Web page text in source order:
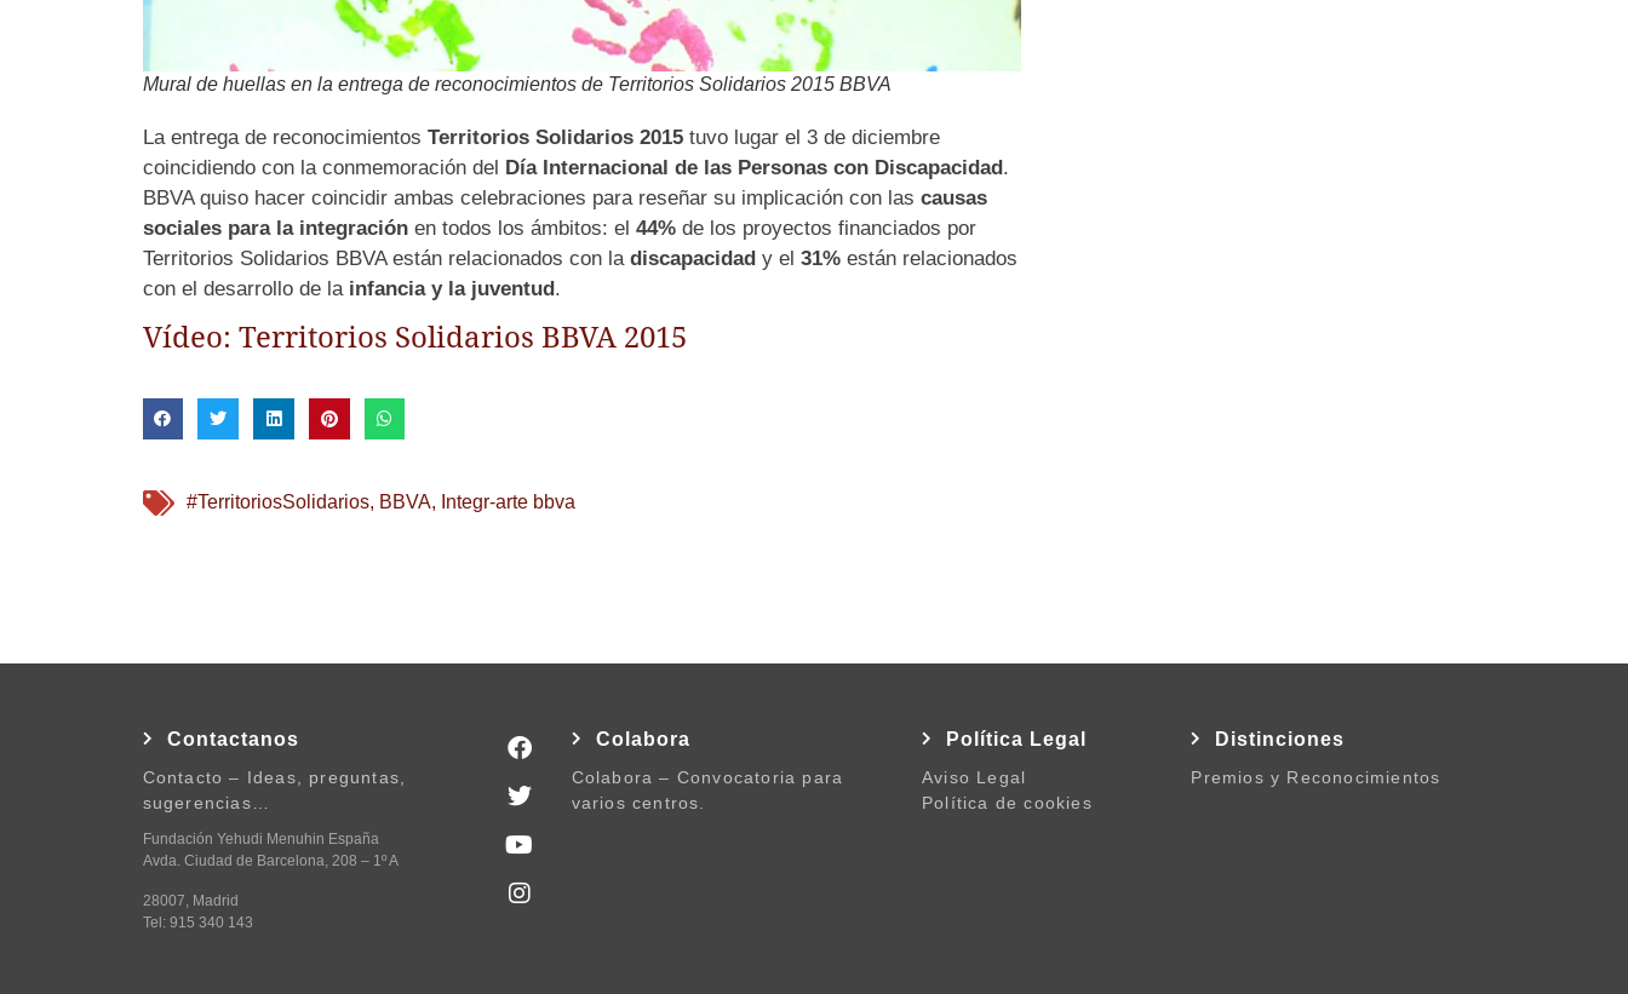
Mural de huellas en la entrega de reconocimientos de Territorios Solidarios 2015 BBVA
La entrega de reconocimientos Territorios Solidarios 2015tuvo lugar el 3 de diciembre
coincidiendo con la conmemoración del Día Internacional de las Personas con Discapacidad.
BBVA quiso hacer coincidir ambas celebraciones para reseñar su implicación con las causas
sociales para la integraciónen todos los ámbitos: el 44%de los proyectos financiados por
Territorios Solidarios BBVA están relacionados con la discapacidady el 31%están relacionados
con el desarrollo de la infancia y la juventud.
Vídeo: Territorios Solidarios BBVA 2015
#TerritoriosSolidarios, BBVA, Integr-arte bbva
Contactanos
Contacto – Ideas, preguntas,
sugerencias…
Fundación Yehudi Menuhin España
Avda. Ciudad de Barcelona, 208 – 1º A
28007, Madrid
Tel: 915 340 143
Colabora
Colabora – Convocatoria para
varios centros.
Política Legal
Aviso Legal
Política de cookies
Distinciones
Premios y Reconocimientos